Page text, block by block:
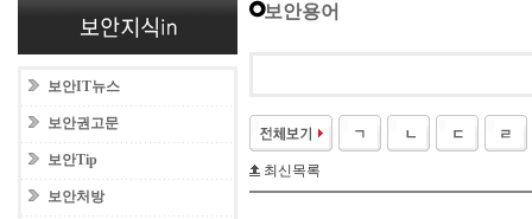
보안IT뉴스
보안권고문
보안Tip
보안처방
보안용어
최신목록